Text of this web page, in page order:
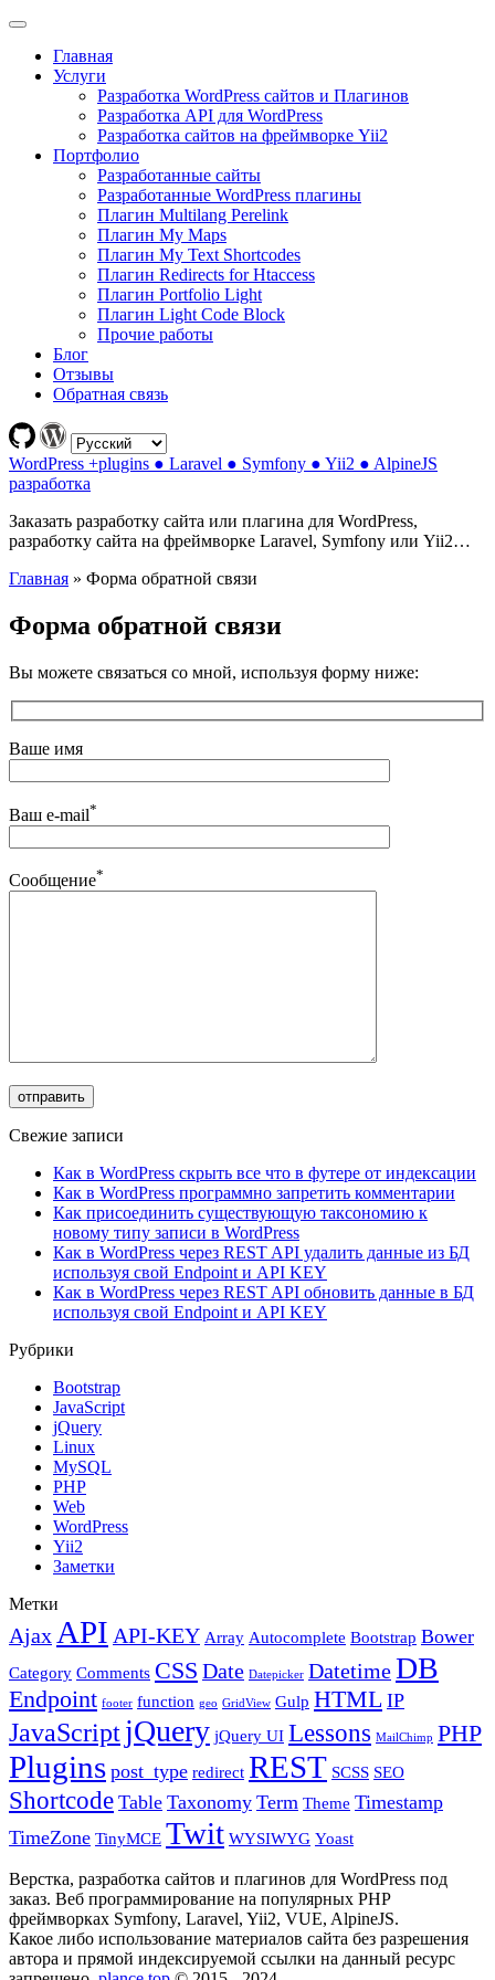
Главная
Услуги
Разработка WordPress сайтов и Плагинов
Разработка API для WordPress
Разработка сайтов на фреймворке Yii2
Портфолио
Разработанные сайты
Разработанные WordPress плагины
Плагин Multilang Perelink
Плагин My Maps
Плагин My Text Shortcodes
Плагин Redirects for Htaccess
Плагин Portfolio Light
Плагин Light Code Block
Прочие работы
Блог
Отзывы
Обратная связь
WordPress +plugins ● Laravel ● Symfony ● Yii2 ● AlpineJS
разработка
Заказать разработку сайта или плагина для WordPress,
разработку сайта на фреймворке Laravel, Symfony или Yii2…
Главная » Форма обратной связи
Форма обратной связи
Вы можете связаться со мной, используя форму ниже:
Ваше имя
Ваш e-mail*
Сообщение*
Свежие записи
Как в WordPress скрыть все что в футере от индексации
Как в WordPress программно запретить комментарии
Как присоединить существующую таксономию к
новому типу записи в WordPress
Как в WordPress через REST API удалить данные из БД
используя свой Endpoint и API KEY
Как в WordPress через REST API обновить данные в БД
используя свой Endpoint и API KEY
Рубрики
Bootstrap
JavaScript
jQuery
Linux
MySQL
PHP
Web
WordPress
Yii2
Заметки
Метки
Ajax API API-KEY Array Autocomplete Bootstrap Bower
Category Comments CSS Date Datepicker DatetimeDB
Endpoint footer function geo GridView Gulp HTML IP
JavaScriptjQuery jQuery UI Lessons MailChimp PHP
Plugins post_type redirect REST SCSS SEO
Shortcode Table Taxonomy Term Theme Timestamp
TimeZone TinyMCE Twit WYSIWYG Yoast
Верстка, разработка сайтов и плагинов для WordPress под
заказ. Веб программирование на популярных PHP
фреймворках Symfony, Laravel, Yii2, VUE, AlpineJS.
Какое либо использование материалов сайта без разрешения
автора и прямой индексируемой ссылки на данный ресурс